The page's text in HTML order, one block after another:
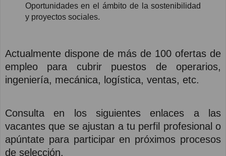
Oportunidades en el ámbito de la sostenibilidad
y proyectos sociales.
Actualmente dispone de más de 100 ofertas de
empleo para cubrir puestos de operarios,
ingeniería, mecánica, logística, ventas, etc.
Consulta en los siguientes enlaces a las
vacantes que se ajustan a tu perfil profesional o
apúntate para participar en próximos procesos
de selección.